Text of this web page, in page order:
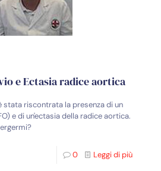
e Ectasia radice aortica
stata riscontrata la presenza di un
e di un'ectasia della radice aortica.
0 Leggi di più